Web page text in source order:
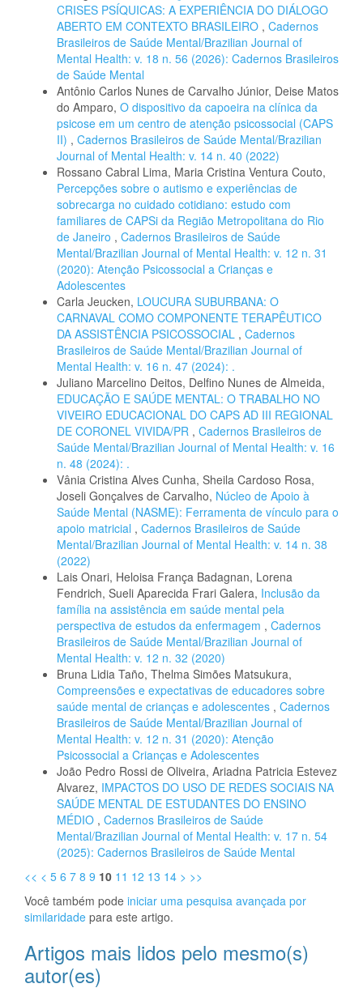
CRISES PSÍQUICAS: A EXPERIÊNCIA DO DIÁLOGO
ABERTO EM CONTEXTO BRASILEIRO , Cadernos
Brasileiros de Saúde Mental/Brazilian Journal of
Mental Health: v. 18 n. 56 (2026): Cadernos Brasileiros
de Saúde Mental
Antônio Carlos Nunes de Carvalho Júnior, Deise Matos
do Amparo, O dispositivo da capoeira na clínica da
psicose em um centro de atenção psicossocial (CAPS
II) , Cadernos Brasileiros de Saúde Mental/Brazilian
Journal of Mental Health: v. 14 n. 40 (2022)
Rossano Cabral Lima, Maria Cristina Ventura Couto,
Percepções sobre o autismo e experiências de
sobrecarga no cuidado cotidiano: estudo com
familiares de CAPSi da Região Metropolitana do Rio
de Janeiro , Cadernos Brasileiros de Saúde
Mental/Brazilian Journal of Mental Health: v. 12 n. 31
(2020): Atenção Psicossocial a Crianças e
Adolescentes
Carla Jeucken, LOUCURA SUBURBANA: O
CARNAVAL COMO COMPONENTE TERAPÊUTICO
DA ASSISTÊNCIA PSICOSSOCIAL , Cadernos
Brasileiros de Saúde Mental/Brazilian Journal of
Mental Health: v. 16 n. 47 (2024): .
Juliano Marcelino Deitos, Delfino Nunes de Almeida,
EDUCAÇÃO E SAÚDE MENTAL: O TRABALHO NO
VIVEIRO EDUCACIONAL DO CAPS AD III REGIONAL
DE CORONEL VIVIDA/PR , Cadernos Brasileiros de
Saúde Mental/Brazilian Journal of Mental Health: v. 16
n. 48 (2024): .
Vânia Cristina Alves Cunha, Sheila Cardoso Rosa,
Joseli Gonçalves de Carvalho, Núcleo de Apoio à
Saúde Mental (NASME): Ferramenta de vínculo para o
apoio matricial , Cadernos Brasileiros de Saúde
Mental/Brazilian Journal of Mental Health: v. 14 n. 38
(2022)
Lais Onari, Heloisa França Badagnan, Lorena
Fendrich, Sueli Aparecida Frari Galera, Inclusão da
família na assistência em saúde mental pela
perspectiva de estudos da enfermagem , Cadernos
Brasileiros de Saúde Mental/Brazilian Journal of
Mental Health: v. 12 n. 32 (2020)
Bruna Lidia Taño, Thelma Simões Matsukura,
Compreensões e expectativas de educadores sobre
saúde mental de crianças e adolescentes , Cadernos
Brasileiros de Saúde Mental/Brazilian Journal of
Mental Health: v. 12 n. 31 (2020): Atenção
Psicossocial a Crianças e Adolescentes
João Pedro Rossi de Oliveira, Ariadna Patricia Estevez
Alvarez, IMPACTOS DO USO DE REDES SOCIAIS NA
SAÚDE MENTAL DE ESTUDANTES DO ENSINO
MÉDIO , Cadernos Brasileiros de Saúde
Mental/Brazilian Journal of Mental Health: v. 17 n. 54
(2025): Cadernos Brasileiros de Saúde Mental
<< < 5 6 7 8 9 10 11 12 13 14 > >>
Você também pode iniciar uma pesquisa avançada por
similaridade para este artigo.
Artigos mais lidos pelo mesmo(s)
autor(es)